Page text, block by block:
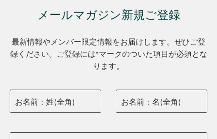
メールマガジン新規ご登録
最新情報やメンバー限定情報をお届けします。ぜひご登
録ください。ご登録には*マークのついた項目が必須とな
ります。
お名前：姓(全角) お名前：名(全角)